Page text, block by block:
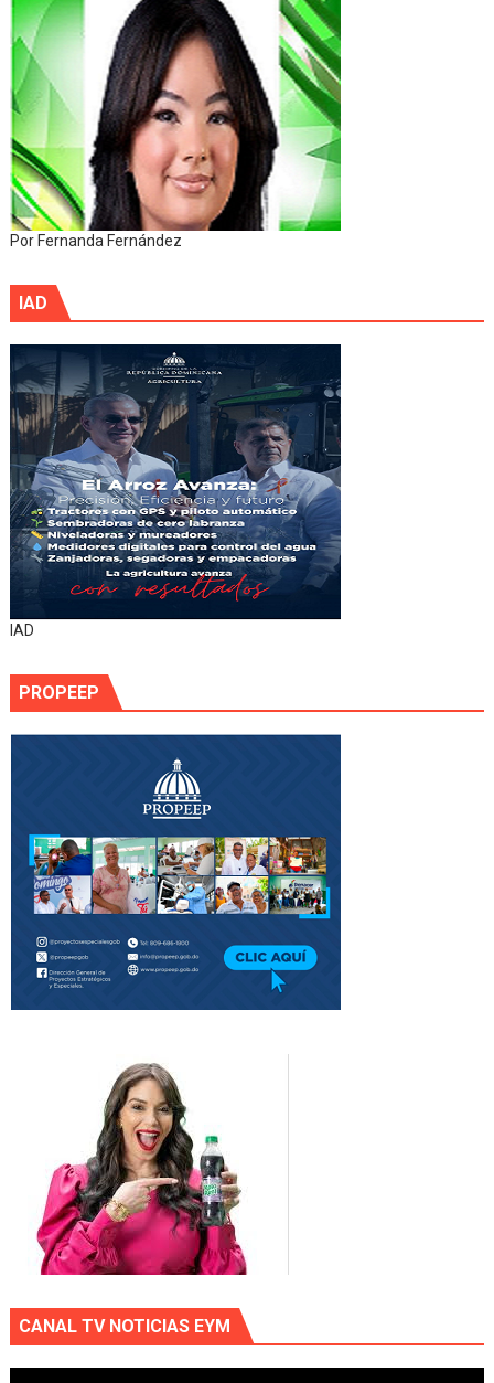
Por Fernanda Fernández
IAD
IAD
PROPEEP
CANAL TV NOTICIAS EYM